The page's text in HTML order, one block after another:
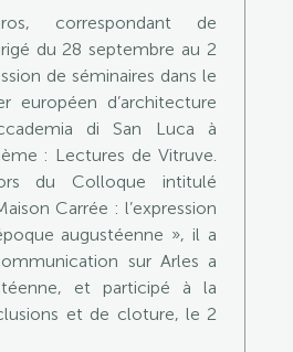
correspondant de
du 28 septembre au 2
de séminaires dans le
européen d’architecture
di San Luca à
: Lectures de Vitruve.
du Colloque intitulé
Carrée : l’expression
augustéenne », il a
sur Arles a
et participé à la
et de cloture, le 2